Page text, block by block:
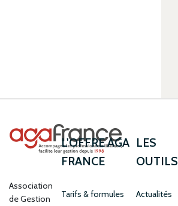
Association
de Gestion
L'OFFRE AGA
FRANCE
Tarifs & formules
LES
OUTILS
Actualités